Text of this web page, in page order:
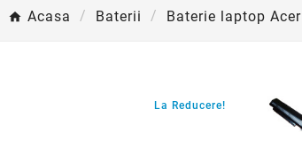
Acasa Baterii Baterie laptop Acer
La Reducere!